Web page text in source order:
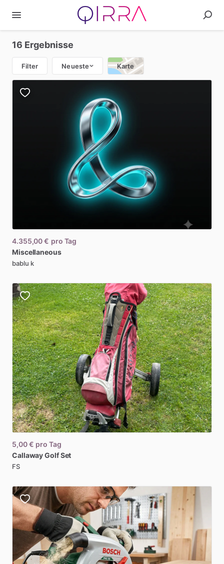
16 Ergebnisse
Filter Neueste Karte
4.355,00 € pro Tag
Miscellaneous
bablu k
5,00 € pro Tag
CallawayGolfSet
FS